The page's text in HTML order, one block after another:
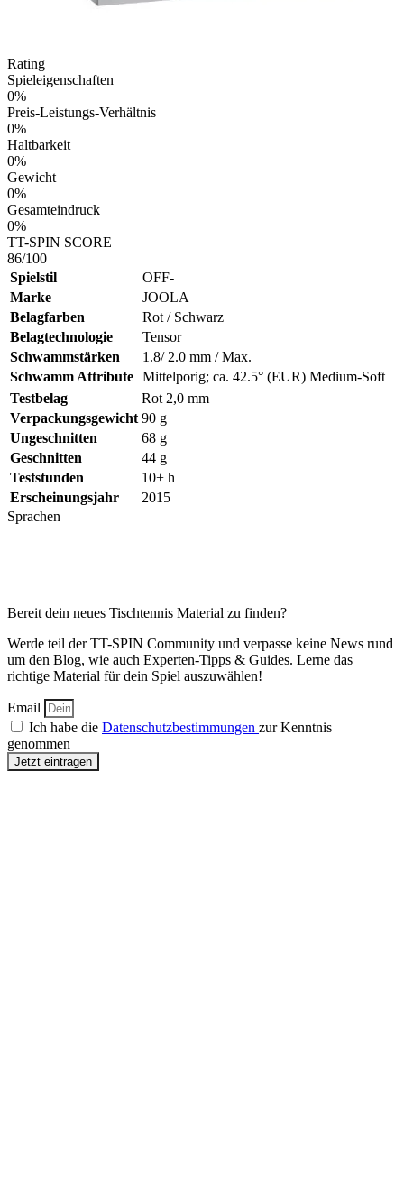
Rating
Spieleigenschaften
0%
Preis-Leistungs-Verhältnis
0%
Haltbarkeit
0%
Gewicht
0%
Gesamteindruck
0%
TT-SPIN SCORE
86/100
Spielstil
OFF-
Marke
JOOLA
Belagfarben
Rot / Schwarz
Belagtechnologie
Tensor
Schwammstärken
1.8/ 2.0 mm / Max.
Schwamm Attribute Mittelporig; ca. 42.5° (EUR) Medium-Soft
Testbelag
Rot 2,0 mm
Verpackungsgewicht 90 g
Ungeschnitten
68 g
Geschnitten
44 g
Teststunden
10+ h
Erscheinungsjahr
2015
Sprachen
Bereit dein neues Tischtennis Material zu finden?
Werde teil der TT-SPIN Community und verpasse keine News rund
um den Blog, wie auch Experten-Tipps & Guides. Lerne das
richtige Material für dein Spiel auszuwählen!
Email
Ich habe die Datenschutzbestimmungen zur Kenntnis
genommen
Jetzt eintragen